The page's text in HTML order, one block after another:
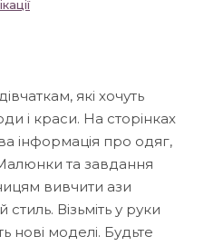
які хочуть
і краси. На сторінках
інформація про одяг,
Малюнки та завдання
вивчити ази
Візьміть у руки
нові моделі. Будьте